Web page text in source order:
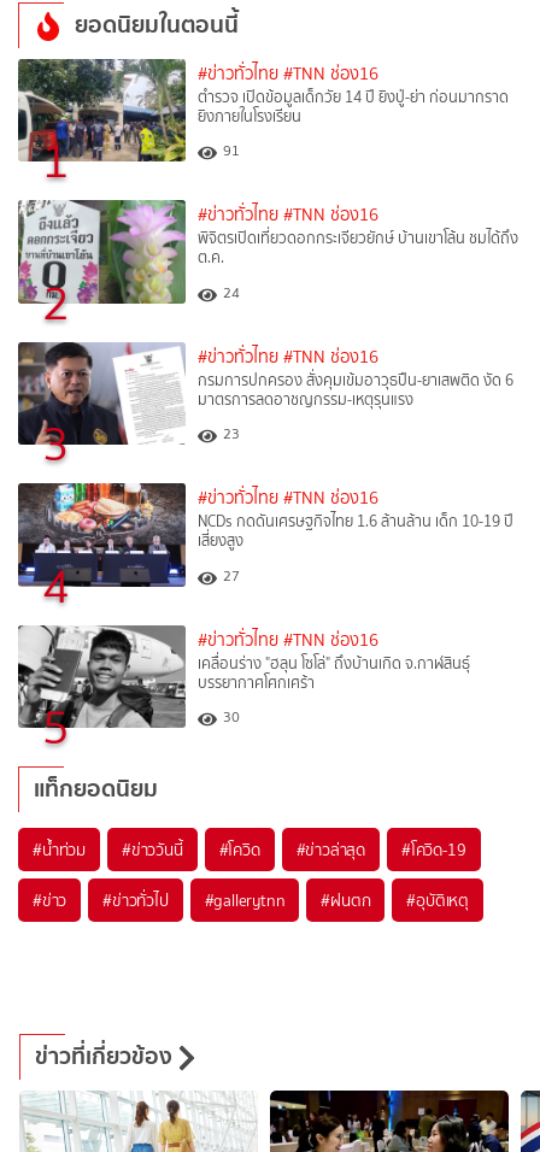
ยอดนิยมในตอนนี้
1
#ข่าวทั่วไทย #TNN ช่อง16
ตำรวจ เปิดข้อมูลเด็กวัย 14 ปี ยิงปู่-ย่า ก่อนมากราด
ยิงภายในโรงเรียน
91
2
#ข่าวทั่วไทย #TNN ช่อง16
พิจิตรเปิดเที่ยวดอกกระเจียวยักษ์ บ้านเขาโล้น ชมได้ถึง
ต.ค.
24
3
#ข่าวทั่วไทย #TNN ช่อง16
กรมการปกครอง สั่งคุมเข้มอาวุธปืน-ยาเสพติด งัด 6
มาตรการลดอาชญกรรม-เหตุรุนแรง
23
4
#ข่าวทั่วไทย #TNN ช่อง16
NCDs กดดันเศรษฐกิจไทย 1.6 ล้านล้าน เด็ก 10-19 ปี
เสี่ยงสูง
27
5
#ข่าวทั่วไทย #TNN ช่อง16
เคลื่อนร่าง "ฮลุน โซโล่" ถึงบ้านเกิด จ.กาฬสินธุ์
บรรยากาศโศกเศร้า
30
แท็กยอดนิยม
#น้ำท่วม #ข่าววันนี้ #โควิด #ข่าวล่าสุด #โควิด-19
#ข่าว #ข่าวทั่วไป #gallerytnn #ฝนตก #อุบัติเหตุ
ข่าวที่เกี่ยวข้อง